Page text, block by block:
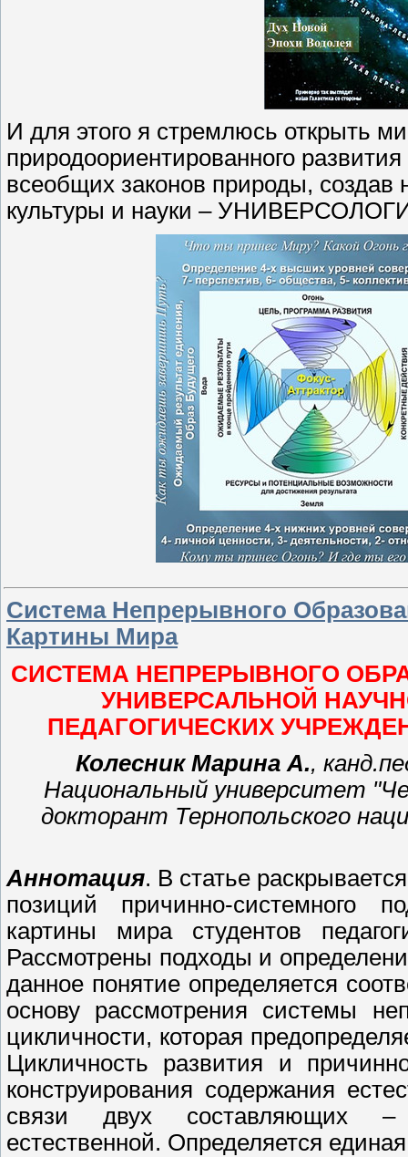
И для этого я стремлюсь открыть
природоориентированного
всеобщих законов природы,
культуры и науки –
Система Непрерывного
Картины Мира
СИСТЕМА НЕПРЕРЫВНОГО
УНИВЕРСАЛЬНОЙ
ПЕДАГОГИЧЕСКИХ
Колесник Марина А.,
Национальный университет
докторант Тернопольского
Аннотация. В статье
позиций причинно-системного
картины мира студентов
Рассмотрены подходы и
данное понятие определяется
основу рассмотрения системы
цикличности, которая
Цикличность развития и
конструирования содержания
связи двух составляющих –
естественной. Определяется